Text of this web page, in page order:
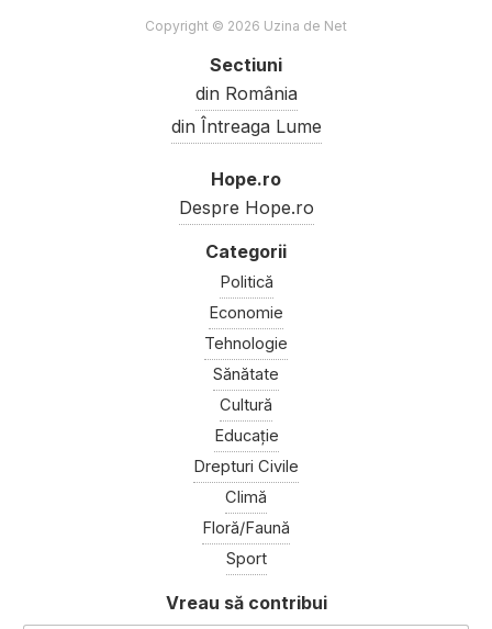
Copyright © 2026 Uzina de Net
Sectiuni
din România
din Întreaga Lume
Hope.ro
Despre Hope.ro
Politică
Economie
Tehnologie
Sănătate
Cultură
Educație
Drepturi Civile
Climă
Floră/Faună
Sport